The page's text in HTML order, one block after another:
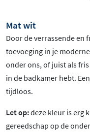
Mat wit
Door de verrassende en
toevoeging in je
onder ons, of juist als
in de badkamer hebt.
tijdloos.
Let op:deze kleur is erg
gereedschap op de